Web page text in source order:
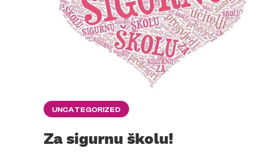
UNCATEGORIZED
Za sigurnu školu!